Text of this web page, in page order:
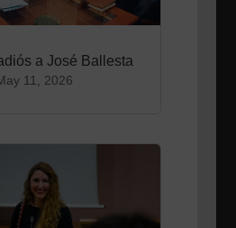
a José Ballesta
11, 2026